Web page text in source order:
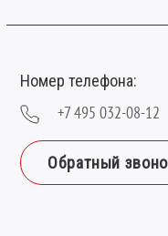
Номер телефона:
+7 495 032-08-12
Обратный